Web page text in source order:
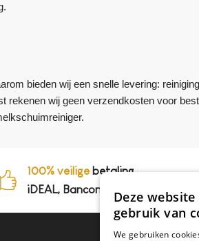
bieden wij een snelle levering:
rekenen wij geen verzendkosten voor
100% veiligebetaling,
iDEAL, Bancontact en op rekening
Deze
gebruik van
We gebruiken